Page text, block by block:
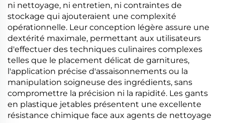
ni nettoyage, ni entretien, ni contraintes de
stockage qui ajouteraient une complexité
opérationnelle. Leur conception légère assure une
dextérité maximale, permettant aux utilisateurs
d'effectuer des techniques culinaires complexes
telles que le placement délicat de garnitures,
l'application précise d'assaisonnements ou la
manipulation soigneuse des ingrédients, sans
compromettre la précision ni la rapidité. Les gants
en plastique jetables présentent une excellente
résistance chimique face aux agents de nettoyage